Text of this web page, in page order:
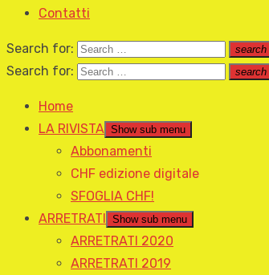
Contatti
Search for: search
Search for: search
Home
LA RIVISTA Show sub menu
Abbonamenti
CHF edizione digitale
SFOGLIA CHF!
ARRETRATI
Show sub menu
ARRETRATI 2020
ARRETRATI 2019